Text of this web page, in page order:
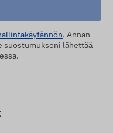
. Annan
suostumukseni lähettää